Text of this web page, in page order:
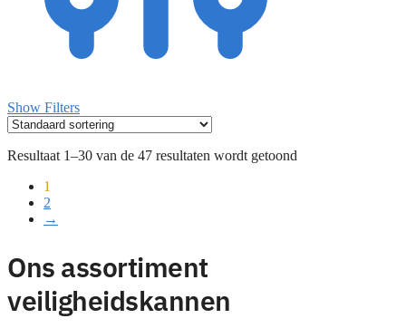
Show Filters
Resultaat 1–30 van de 47 resultaten wordt getoond
1
2
→
Ons assortiment
veiligheidskannen